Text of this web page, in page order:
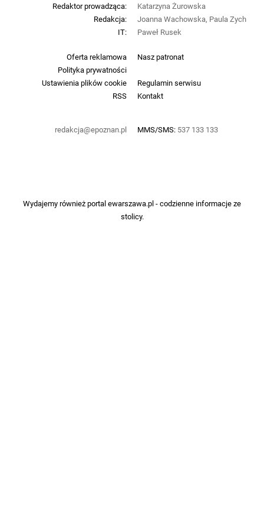
Oferta reklamowa
Nasz patronat
Polityka prywatności
Ustawienia plików cookie
Regulamin serwisu
RSS
Kontakt
redakcja@epoznan.pl MMS/SMS: 537 133 133
Redaktor prowadząca:
Katarzyna Żurowska
Redakcja:
Joanna Wachowska, Paula Zych
IT:
Paweł Rusek
Wydajemy również portalewarszawa.pl- codzienne informacje ze
stolicy.